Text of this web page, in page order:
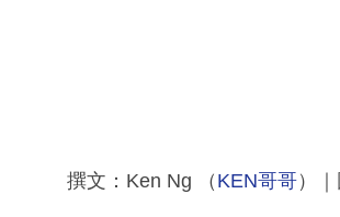
撰文：Ken Ng （ KEN哥哥）